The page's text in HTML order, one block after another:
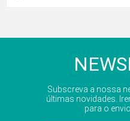
Subscreva a nossa
últimas novidades.
para o